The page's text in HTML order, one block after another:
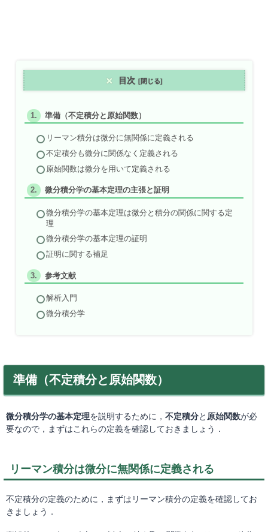
目次
準備（不定積分と原始関数）
リーマン積分は微分に無関係に定義される
不定積分も微分に関係なく定義される
原始関数は微分を用いて定義される
微分積分学の基本定理の主張と証明
微分積分学の基本定理は微分と積分の関係に関する定
理
微分積分学の基本定理の証明
証明に関する補足
参考文献
解析入門
微分積分学
準備（不定積分と原始関数）
微分積分学の基本定理を説明するために， 不定積分と 原始関数が必
要なので，まずはこれらの定義を確認しておきましょう．
リーマン積分は微分に無関係に定義される
不定積分の定義のために，まずはリーマン積分の定義を確認してお
きましょう．